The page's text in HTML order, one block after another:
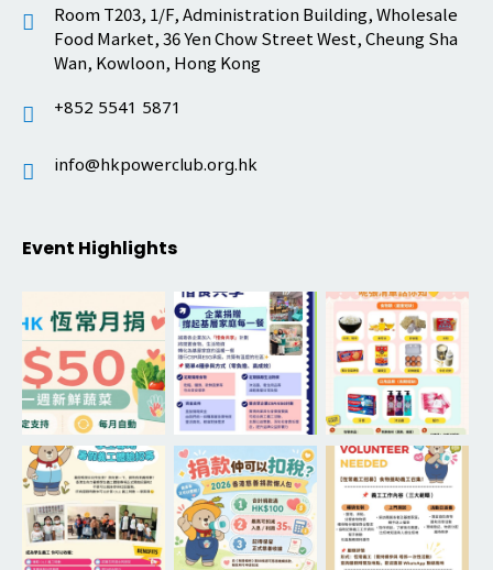
Room T203, 1/F, Administration Building, Wholesale
Food Market, 36 Yen Chow Street West, Cheung Sha
Wan, Kowloon, Hong Kong
+852 5541 5871
info@hkpowerclub.org.hk
Event Highlights